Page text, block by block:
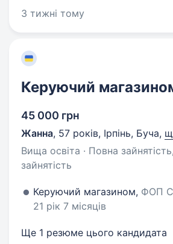
3 тижні тому
Керуючий
45 000 грн
Жанна, 57 років, Ірпінь, Буча,
Вища освіта · Повна
зайнятість
Керуючий магазином, ФОП
21 рік 7 місяців
Ще 1 резюме цього кандидата